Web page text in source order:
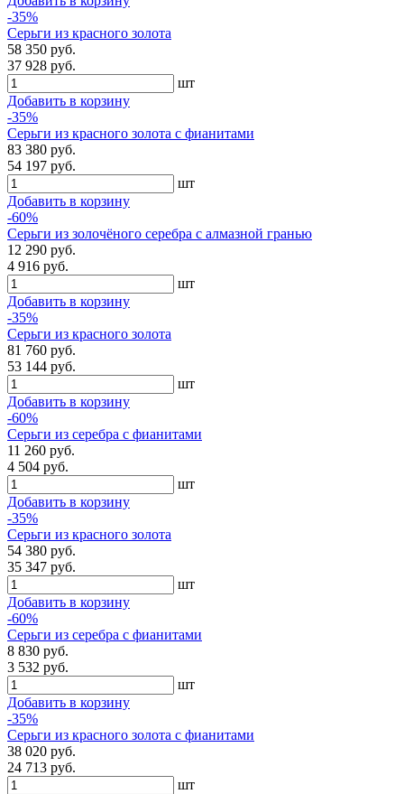
-35%
Серьги из красного золота
58 350 руб.
37 928 руб.
шт
Добавить в корзину
-35%
Серьги из красного золота с фианитами
83 380 руб.
54 197 руб.
шт
Добавить в корзину
-60%
Серьги из золочёного серебра с алмазной гранью
12 290 руб.
4 916 руб.
шт
Добавить в корзину
-35%
Серьги из красного золота
81 760 руб.
53 144 руб.
шт
Добавить в корзину
-60%
Серьги из серебра с фианитами
11 260 руб.
4 504 руб.
шт
Добавить в корзину
-35%
Серьги из красного золота
54 380 руб.
35 347 руб.
шт
Добавить в корзину
-60%
Серьги из серебра с фианитами
8 830 руб.
3 532 руб.
шт
Добавить в корзину
-35%
Серьги из красного золота с фианитами
38 020 руб.
24 713 руб.
шт